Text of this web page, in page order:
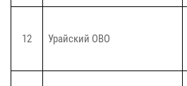
12 Урайский ОВО